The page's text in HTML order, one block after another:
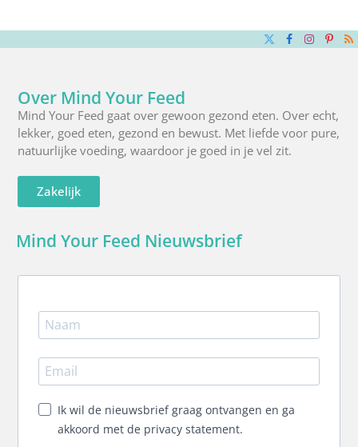
X
Facebook
Over Mind Your Feed
Mind Your Feed gaat over gewoon gezond eten. Over echt,
lekker, goed eten, gezond en bewust. Met liefde voor pure,
natuurlijke voeding, waardoor je goed in je vel zit.
Zakelijk
Mind Your Feed Nieuwsbrief
Ik wil de nieuwsbrief graag ontvangen en ga
akkoord met de privacy statement.